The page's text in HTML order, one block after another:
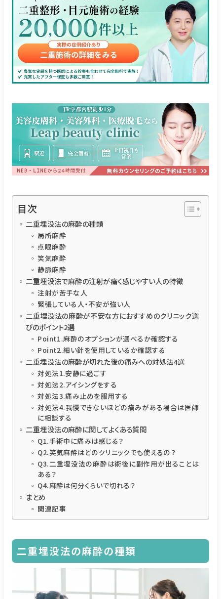
目次
二重埋没法の麻酔の種類
局所麻酔
点眼麻酔
笑気麻酔
静脈麻酔
二重埋没法で麻酔の注射が痛く感じやすい人の特徴
注射が苦手な人
緊張している人・不安が強い人
二重埋没法の麻酔が不安な方におすすめのクリニック選
びのポイント2選
Point1.麻酔のオプションが選べるか確認する
Point2.細い針を使用しているか確認する
二重埋没法の麻酔が切れた後の痛みへの対処法4選
対処法1.安静に過ごす
対処法2.アイシングをする
対処法3.痛み止めを服用する
対処法4.我慢できないほどの痛みがある場合は医師
に相談する
二重埋没法の麻酔に関してよくある質問
Q1.手術中に痛みは感じる？
Q2.笑気麻酔はどのクリニックでも使えるの？
Q3.二重埋没法の麻酔は術後に副作用が出ることは
ある？
Q4.麻酔は何分くらいで切れる？
まとめ
関連記事
二重埋没法の麻酔の種類